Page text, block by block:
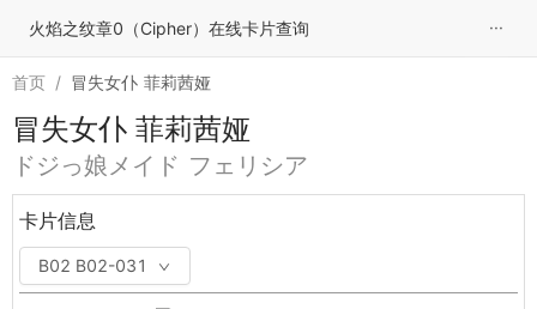
火焰之纹章0（Cipher）在线卡片查询 ···
首页 / 冒失女仆 菲莉茜娅
冒失女仆 菲莉茜娅
ドジっ娘メイド フェリシア
卡片信息
B02 B02-031